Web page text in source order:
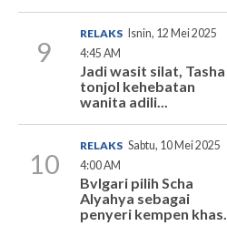
9
RELAKS
Isnin, 12 Mei 2025
4:45 AM
Jadi wasit silat, Tasha
tonjol kehebatan
wanita adili...
10
RELAKS Sabtu, 10 Mei 2025
4:00 AM
Bvlgari pilih Scha
Alyahya sebagai
penyeri kempen khas...